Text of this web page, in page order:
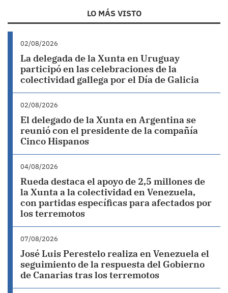
LO MÁS VISTO
02/08/2026
La delegada de la Xunta en Uruguay
participó en las celebraciones de la
colectividad gallega por el Día de Galicia
02/08/2026
El delegado de la Xunta en Argentina se
reunió con el presidente de la compañía
Cinco Hispanos
04/08/2026
Rueda destaca el apoyo de 2,5 millones de
la Xunta a la colectividad en Venezuela,
con partidas específicas para afectados por
los terremotos
07/08/2026
José Luis Perestelo realiza en Venezuela el
seguimiento de la respuesta del Gobierno
de Canarias tras los terremotos